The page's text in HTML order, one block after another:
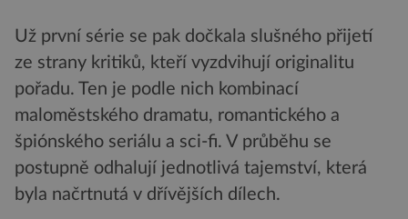
Už první série se pak dočkala slušného přijetí
ze strany kritiků, kteří vyzdvihují originalitu
pořadu. Ten je podle nich kombinací
maloměstského dramatu, romantického a
špiónského seriálu a sci-fi. V průběhu se
postupně odhalují jednotlivá tajemství, která
byla načrtnutá v dřívějších dílech.